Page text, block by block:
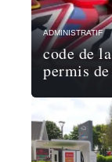
ADMINISTRATIF
code de
permis